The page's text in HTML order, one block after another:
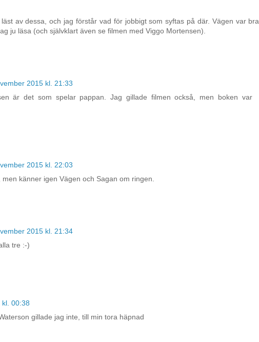
av dessa, och jag förstår vad för jobbigt som syftas på där. Vägen var bra
ju läsa (och självklart även se filmen med Viggo Mortensen).
2015 kl. 21:33
är det som spelar pappan. Jag gillade filmen också, men boken var
2015 kl. 22:03
känner igen Vägen och Sagan om ringen.
2015 kl. 21:34
tre :-)
00:38
gillade jag inte, till min tora häpnad